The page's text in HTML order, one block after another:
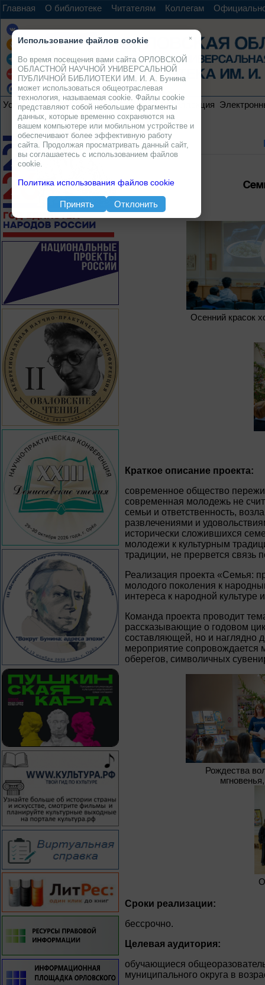
Главная О библиотеке Читателям Коллегам
Услуги Ресурсы Проекты Электронная коллекция
Осенний красок
Краткое описание проекта:
современное общество
современная молодежь не
семьи и ответственность,
развлечениями и
исторически сложившихся
молодежи к культурным
традиции, не прервется связь
Реализация проекта «Семья:
молодого поколения к
интереса к народной культуре
Команда проекта проводит
рассказывающие о годовом
составляющей, но и наглядно
мероприятие сопровождается
оберегов, символичных
Рождества
Сроки реализации:
бессрочно.
Целевая аудитория:
обучающиеся
муниципального округа в
×
Использование файлов cookie
Во время посещения вами сайта ОРЛОВСКОЙ
ОБЛАСТНОЙ НАУЧНОЙ УНИВЕРСАЛЬНОЙ
ПУБЛИЧНОЙ БИБЛИОТЕКИ ИМ. И. А. Бунина
может использоваться общеотраслевая
технология, называемая cookie. Файлы cookie
представляют собой небольшие фрагменты
данных, которые временно сохраняются на
вашем компьютере или мобильном устройстве и
обеспечивают более эффективную работу
сайта. Продолжая просматривать данный сайт,
вы соглашаетесь с использованием файлов
cookie.
Политика использования файлов cookie
Принять Отклонить